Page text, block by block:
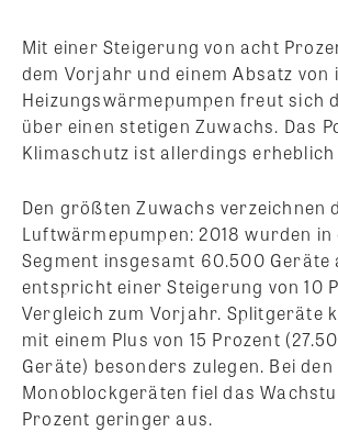
Mit einer Steigerung von acht
dem Vorjahr und einem Absatz von
Heizungswärmepumpen freut sich
über einen stetigen Zuwachs. Das
Klimaschutz ist allerdings
Den größten Zuwachs verzeichnen
Luftwärmepumpen: 2018 wurden in
Segment insgesamt 60.500 Geräte
entspricht einer Steigerung von 10
Vergleich zum Vorjahr. Splitgeräte
mit einem Plus von 15 Prozent
Geräte) besonders zulegen. Bei den
Monoblockgeräten fiel das
Prozent geringer aus.